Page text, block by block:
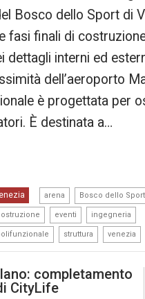
Bosco dello Sport di
fasi finali di
dettagli interni ed
dell’aeroporto
è progettata per
È destinata a…
arena Bosco dello Sport
eventi ingegneria
struttura venezia
completamento
CityLife